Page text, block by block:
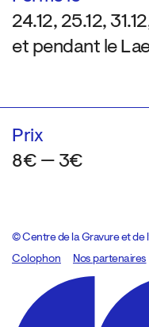
24.12, 25.12,
et pendant le
Prix
8€ — 3€
© Centre de la Gravure et de
Colophon
Design:Marcel Kaczmarek,
Nos partenaires